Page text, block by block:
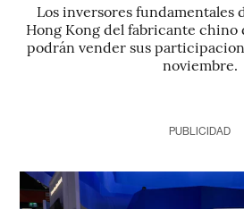
Los inversores fundamentales
Hong Kong del fabricante chino
podrán vender sus
noviembre.
PUBLICIDAD